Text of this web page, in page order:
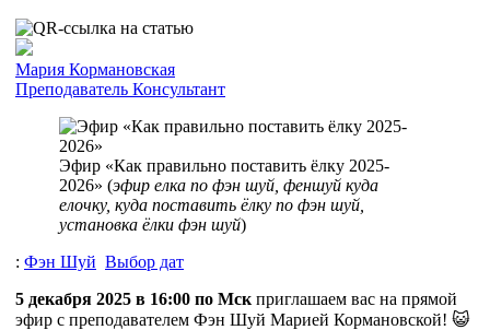
Мария Кормановская
Преподаватель Консультант
Эфир «Как правильно поставить ёлку 2025-
2026» (эфир елка по фэн шуй, феншуй куда
елочку, куда поставить ёлку по фэн шуй,
установка ёлки фэн шуй)
: Фэн Шуй Выбор дат
5 декабря 2025 в 16:00 по Мск приглашаем вас на прямой
эфир с преподавателем Фэн Шуй Марией Кормановской! 😺